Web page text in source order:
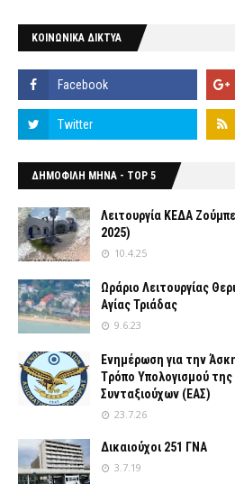
ΚΟΙΝΩΝΙΚΑ ΔΙΚΤΥΑ
ΔΗΜΟΦΙΛΗ ΜΗΝΑ - TOP 5
Λειτουργία ΚΕΔΑ
2025)
10.4.25
Ωράριο Λειτουργίας
Αγίας Τριάδας
9.6.23
Ενημέρωση για την
Tρόπο Yπολογισμού
Συνταξιούχων (ΕΑΣ)
23.7.26
Δικαιούχοι 251 ΓΝΑ
3.7.19